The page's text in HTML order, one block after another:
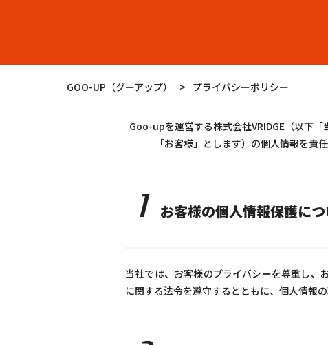
GOO-UP（グーアップ） > プライバシーポリシー
Goo-upを運営する株式会社VRIDGE（以下
「お客様」とします）の個人情報を責
1 お客様の個人情報保護につ
当社では、お客様のプライバシーを尊重し、
に関する法令を遵守するとともに、個人情報